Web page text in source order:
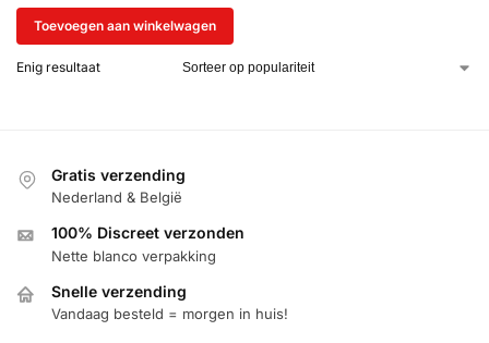
Toevoegen aan winkelwagen
Enig resultaat
Gratis verzending
Nederland & België
100% Discreet verzonden
Nette blanco verpakking
Snelle verzending
Vandaag besteld = morgen in huis!